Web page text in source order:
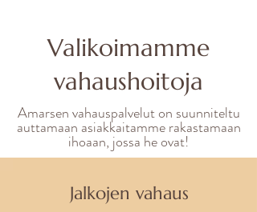
Valikoimamme
vahaushoitoja
Amarsen vahauspalvelut on suunniteltu
auttamaan asiakkaitamme rakastamaan
ihoaan, jossa he ovat!
Jalkojen vahaus